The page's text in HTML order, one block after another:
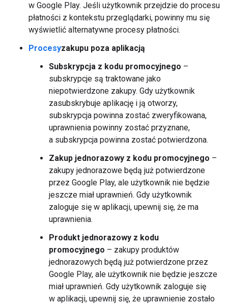
w Google Play. Jeśli użytkownik przejdzie do procesu
płatności z kontekstu przeglądarki, powinny mu się
wyświetlić alternatywne procesy płatności.
Procesyzakupu poza aplikacją
Subskrypcja z kodu promocyjnego –
subskrypcje są traktowane jako
niepotwierdzone zakupy. Gdy użytkownik
zasubskrybuje aplikację i ją otworzy,
subskrypcja powinna zostać zweryfikowana,
uprawnienia powinny zostać przyznane,
a subskrypcja powinna zostać potwierdzona.
Zakup jednorazowy z kodu promocyjnego –
zakupy jednorazowe będą już potwierdzone
przez Google Play, ale użytkownik nie będzie
jeszcze miał uprawnień. Gdy użytkownik
zaloguje się w aplikacji, upewnij się, że ma
uprawnienia.
Produkt jednorazowy z kodu
promocyjnego – zakupy produktów
jednorazowych będą już potwierdzone przez
Google Play, ale użytkownik nie będzie jeszcze
miał uprawnień. Gdy użytkownik zaloguje się
w aplikacji, upewnij się, że uprawnienie zostało